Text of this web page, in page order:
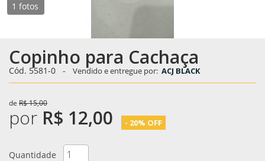
1 fotos
Copinho para Cachaça
Cód. 5581-0 - Vendido e entregue por: ACJ BLACK
de R$ 15,00
por R$ 12,00 - 20% OFF
Quantidade